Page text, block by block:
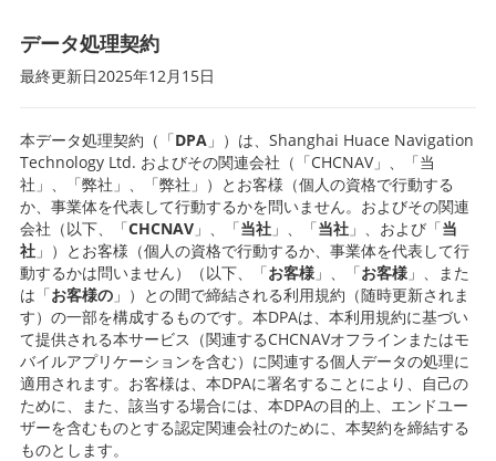
データ処理契約
最終更新日2025年12月15日
本データ処理契約（「DPA 」）は、Shanghai Huace Navigation
Technology Ltd. およびその関連会社（「CHCNAV」、「当
社」、「弊社」、「弊社」）とお客様（個人の資格で行動する
か、事業体を代表して行動するかを問いません。およびその関連
会社（以下、「CHCNAV 」、「当社 」、「当社 」、および「当
社 」）とお客様（個人の資格で行動するか、事業体を代表して行
動するかは問いません）（以下、「お客様 」、「お客様 」、また
は「お客様の 」）との間で締結される利用規約（随時更新されま
す）の一部を構成するものです。本DPAは、本利用規約に基づい
て提供される本サービス（関連するCHCNAVオフラインまたはモ
バイルアプリケーションを含む）に関連する個人データの処理に
適用されます。お客様は、本DPAに署名することにより、自己の
ために、また、該当する場合には、本DPAの目的上、エンドユー
ザーを含むものとする認定関連会社のために、本契約を締結する
ものとします。